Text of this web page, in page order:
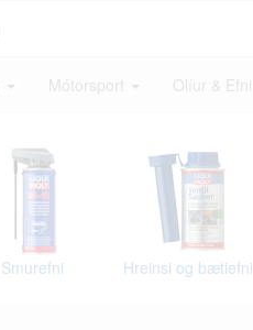
Mótorsport Olíur & Efni
Smurefni Hreinsi og bætiefni